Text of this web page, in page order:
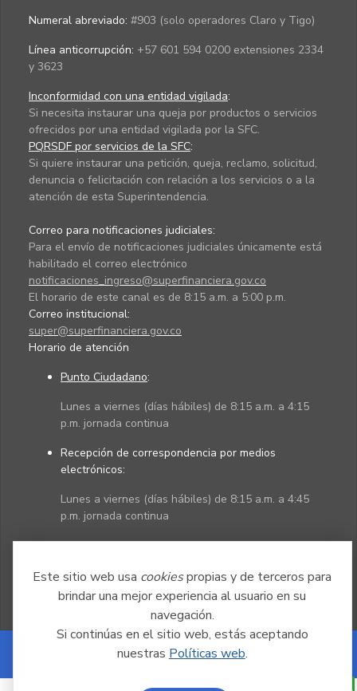
Este sitio web usa cookiespropias y de terceros para
brindar una mejor experiencia al usuario en su
navegación.
Si continúas en el sitio web, estás aceptando
nuestras Políticas web.
Numeral abreviado: #903 (solo operadores Claro y Tigo)
Línea anticorrupción: +57 601 594 0200 extensiones 2334
y 3623
Inconformidad con una entidad vigilada:
Si necesita instaurar una queja por productos o servicios
ofrecidos por una entidad vigilada por la SFC.
PQRSDF por servicios de la SFC:
Si quiere instaurar una petición, queja, reclamo, solicitud,
denuncia o felicitación con relación a los servicios o a la
atención de esta Superintendencia.
Correo para notificaciones judiciales:
Para el envío de notificaciones judiciales únicamente está
habilitado el correo electrónico
notificaciones_ingreso@superfinanciera.gov.co
El horario de este canal es de 8:15 a.m. a 5:00 p.m.
Correo institucional:
super@superfinanciera.gov.co
Horario de atención
Punto Ciudadano:
Lunes a viernes (días hábiles) de 8:15 a.m. a 4:15
p.m. jornada continua
Recepción de correspondencia por medios
electrónicos:
Lunes a viernes (días hábiles) de 8:15 a.m. a 4:45
p.m. jornada continua
Powered by Nexura